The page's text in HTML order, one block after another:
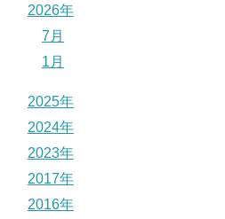
2026年
7月
1月
2025年
2024年
2023年
2017年
2016年